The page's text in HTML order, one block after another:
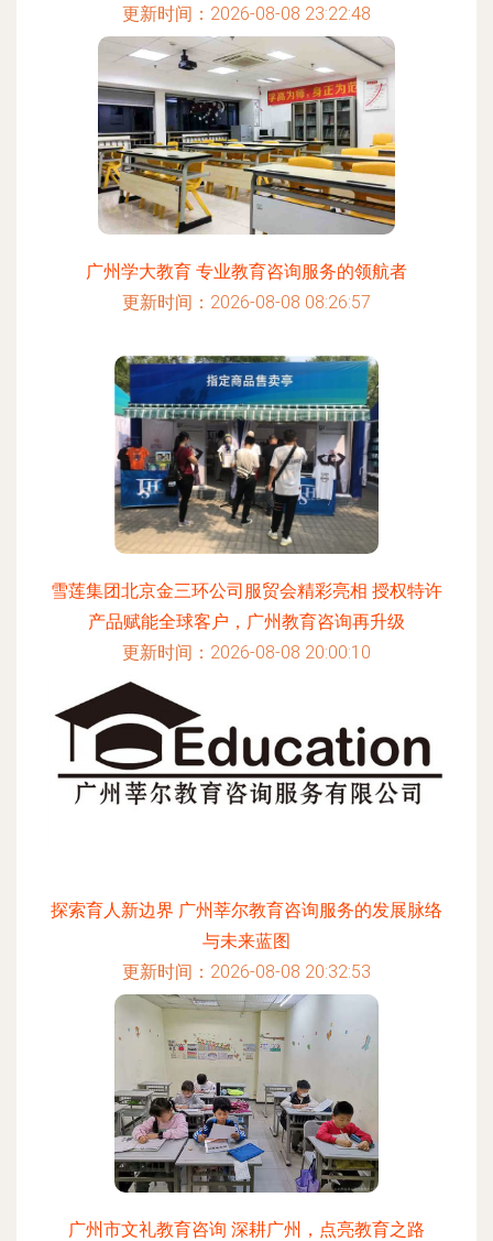
更新时间：2026-08-08 23:22:48
广州学大教育 专业教育咨询服务的领航者
更新时间：2026-08-08 08:26:57
雪莲集团北京金三环公司服贸会精彩亮相 授权特许
产品赋能全球客户，广州教育咨询再升级
更新时间：2026-08-08 20:00:10
探索育人新边界 广州莘尔教育咨询服务的发展脉络
与未来蓝图
更新时间：2026-08-08 20:32:53
广州市文礼教育咨询 深耕广州，点亮教育之路